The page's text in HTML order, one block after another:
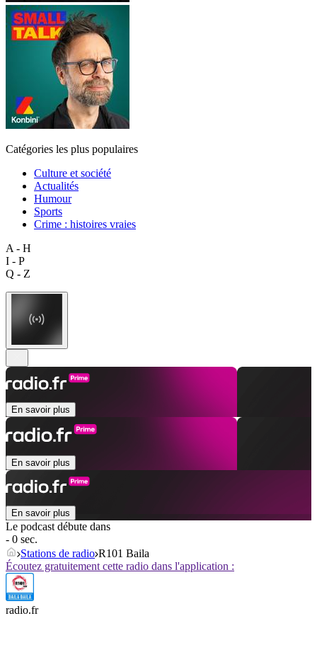
Catégories les plus populaires
Culture et société
Actualités
Humour
Sports
Crime : histoires vraies
A - H
I - P
Q - Z
En savoir plus
En savoir plus
En savoir plus
Le podcast débute dans
- 0 sec.
Stations de radio R101 Baila
Écoutez gratuitement cette radio dans l'application :
radio.fr